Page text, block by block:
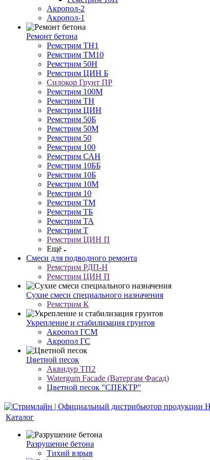
Акропол-2
Акропол-1
Ремонт бетона
Ремстрим ТН1
Ремстрим ТМ10
Ремстрим 50Н
Ремстрим ЦИН Б
Силокор Грунт ПР
Ремстрим 100М
Ремстрим ТН
Ремстрим ЦИН
Ремстрим 50Б
Ремстрим 50М
Ремстрим 50
Ремстрим 100
Ремстрим САН
Ремстрим 10ББ
Ремстрим 10Б
Ремстрим 10M
Ремстрим 10
Ремстрим ТМ
Ремстрим ТБ
Ремстрим ТА
Ремстрим Т
Ремстрим ЦИН П
Ещё
Смеси для подводного ремонта
Ремстрим РДП-Н
Ремстрим ЦИН П
Сухие смеси специального назначения
Ремстрим К
Укрепление и стабилизация грунтов
Акропол ГСМ
Акропол ГС
Цветной песок
Аквидур ТП2
Watergum Facade (Ватергам Фасад)
Цветной песок "СПЕКТР"
Каталог
Разрушение бетона
Тихий взрыв